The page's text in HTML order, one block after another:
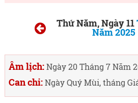
Thứ Năm, Ngày 11
Năm 2025
Âm lịch:Ngày 20 Tháng 7 Năm
Can chi:Ngày Quý Mùi, tháng